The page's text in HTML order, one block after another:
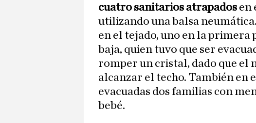
cuatro sanitarios atrapados en
utilizando una balsa
en el tejado, uno en la
baja, quien tuvo que ser
romper un cristal, dado que el
alcanzar el techo. También en
evacuadas dos familias con
bebé.